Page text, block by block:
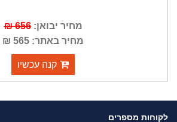
מחיר יבואן:656 ₪
מחיר באתר: 565 ₪
קנה עכשיו
לקוחות מספרים